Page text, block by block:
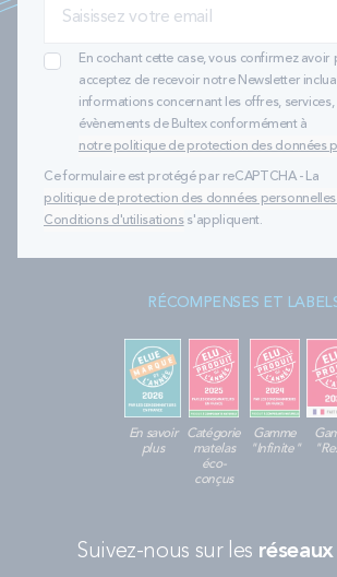
En cochant cette case, vous confirmez avoir
acceptez de recevoir notre Newsletter
informations concernant les offres,
évènements de Bultex conformément à
notre politique de protection des données
Ce formulaire est protégé par reCAPTCHA - La
politique de protection des données
Conditions d'utilisationss'appliquent.
RÉCOMPENSES ET
En savoir
plus
Catégorie
matelas
éco-
conçus
Gamme
"Infinite"
Suivez-nous sur les